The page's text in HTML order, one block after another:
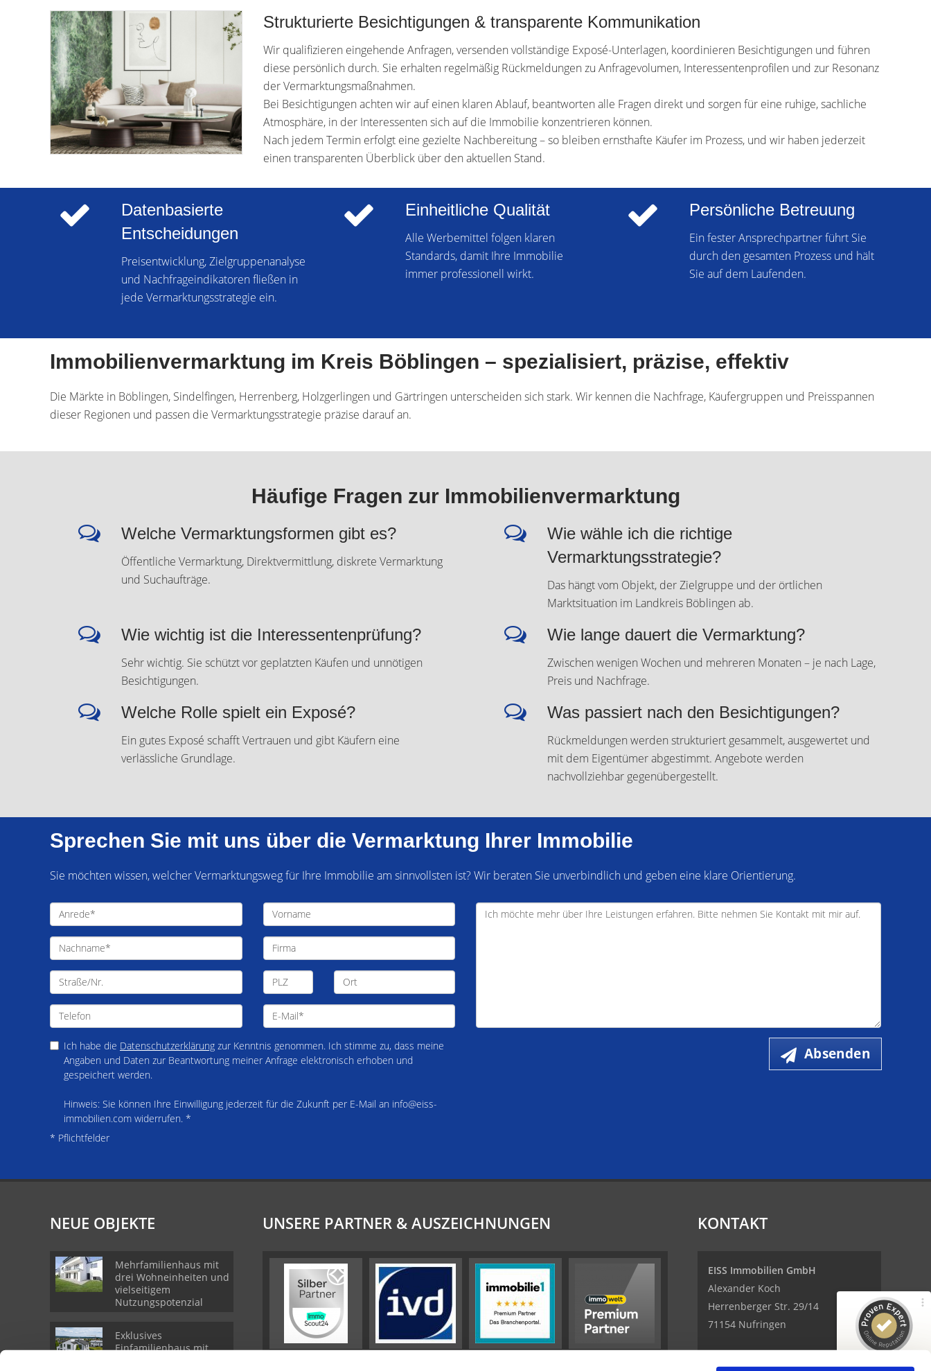
Strukturierte Besichtigungen & transparente Kommunikation
Wir qualifizieren eingehende Anfragen, versenden vollständige Exposé-Unterlagen, koordinieren Besichtigungen und führen
diese persönlich durch. Sie erhalten regelmäßig Rückmeldungen zu Anfragevolumen, Interessentenprofilen und zur Resonanz
der Vermarktungsmaßnahmen.
Bei Besichtigungen achten wir auf einen klaren Ablauf, beantworten alle Fragen direkt und sorgen für eine ruhige, sachliche
Atmosphäre, in der Interessenten sich auf die Immobilie konzentrieren können.
Nach jedem Termin erfolgt eine gezielte Nachbereitung – so bleiben ernsthafte Käufer im Prozess, und wir haben jederzeit
einen transparenten Überblick über den aktuellen Stand.
Datenbasierte
Entscheidungen
Preisentwicklung, Zielgruppenanalyse
und Nachfrageindikatoren fließen in
jede Vermarktungsstrategie ein.
Einheitliche Qualität
Alle Werbemittel folgen klaren
Standards, damit Ihre Immobilie
immer professionell wirkt.
Persönliche Betreuung
Ein fester Ansprechpartner führt Sie
durch den gesamten Prozess und hält
Sie auf dem Laufenden.
Immobilienvermarktung im Kreis Böblingen – spezialisiert, präzise, effektiv
Die Märkte in Böblingen, Sindelfingen, Herrenberg, Holzgerlingen und Gärtringen unterscheiden sich stark. Wir kennen die Nachfrage, Käufergruppen und Preisspannen
dieser Regionen und passen die Vermarktungsstrategie präzise darauf an.
Häufige Fragen zur Immobilienvermarktung
Welche Vermarktungsformen gibt es?
Öffentliche Vermarktung, Direktvermittlung, diskrete Vermarktung
und Suchaufträge.
Wie wähle ich die richtige
Vermarktungsstrategie?
Das hängt vom Objekt, der Zielgruppe und der örtlichen
Marktsituation im Landkreis Böblingen ab.
Wie wichtig ist die Interessentenprüfung?
Sehr wichtig. Sie schützt vor geplatzten Käufen und unnötigen
Besichtigungen.
Wie lange dauert die Vermarktung?
Zwischen wenigen Wochen und mehreren Monaten – je nach Lage,
Preis und Nachfrage.
Welche Rolle spielt ein Exposé?
Ein gutes Exposé schafft Vertrauen und gibt Käufern eine
verlässliche Grundlage.
Was passiert nach den Besichtigungen?
Rückmeldungen werden strukturiert gesammelt, ausgewertet und
mit dem Eigentümer abgestimmt. Angebote werden
nachvollziehbar gegenübergestellt.
Sprechen Sie mit uns über die Vermarktung Ihrer Immobilie
Sie möchten wissen, welcher Vermarktungsweg für Ihre Immobilie am sinnvollsten ist? Wir beraten Sie unverbindlich und geben eine klare Orientierung.
Ich habe die Datenschutzerklärung zur Kenntnis genommen. Ich stimme zu, dass meine
Angaben und Daten zur Beantwortung meiner Anfrage elektronisch erhoben und
gespeichert werden.
Hinweis: Sie können Ihre Einwilligung jederzeit für die Zukunft per E-Mail an info@eiss-
immobilien.com widerrufen. *
* Pflichtfelder
Absenden
NEUE OBJEKTE
Mehrfamilienhaus mit
drei Wohneinheiten und
vielseitigem
Nutzungspotenzial
Exklusives
Einfamilienhaus mit
UNSERE PARTNER & AUSZEICHNUNGEN KONTAKT
EISS Immobilien GmbH
Alexander Koch
Herrenberger Str. 29/14
71154 Nufringen
SEHR GUT
Kundenbewertungen und Erfahrungen zu
SEHR GUT
3
Bewertungen auf
ProvenExpert.com
96
Bewertungen von 3
anderen Quellen
Blick aufs ProvenExpert-Profil werfen